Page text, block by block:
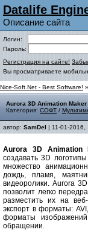
Datalife
Описание сайта
Логин:
Пароль:
Регистрация на сайте!
Вы просматриваете
Nice-Soft.Net - Best Software! »
Aurora 3D Animation
Категория: СОФТ /
автор: SamDel | 11-01-2016,
Aurora 3D Animation
создавать 3D
множество
дождь, пламя,
видеоролики. Aurora
позволит легко
разместить их на
экспорт в форматы:
форматы
обращении.